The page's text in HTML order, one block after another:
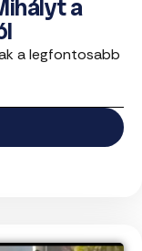
a
a legfontosabb